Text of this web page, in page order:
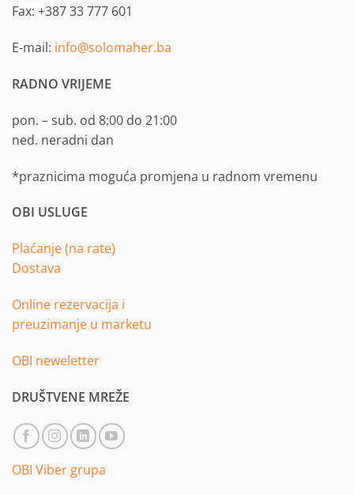
Fax: +387 33 777 601
E-mail: info@solomaher.ba
RADNO VRIJEME
pon. – sub. od 8:00 do 21:00
ned. neradni dan
*praznicima moguća promjena u radnom vremenu
OBI USLUGE
Plaćanje (na rate)
Dostava
Online rezervacija i
preuzimanje u marketu
OBI neweletter
DRUŠTVENE MREŽE
OBI Viber grupa